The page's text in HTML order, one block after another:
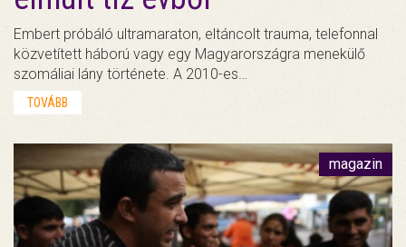
Embert próbáló ultramaraton, eltáncolt trauma, telefonnal
közvetített háború vagy egy Magyarországra menekülő
szomáliai lány története. A 2010-es…
TOVÁBB
magazin